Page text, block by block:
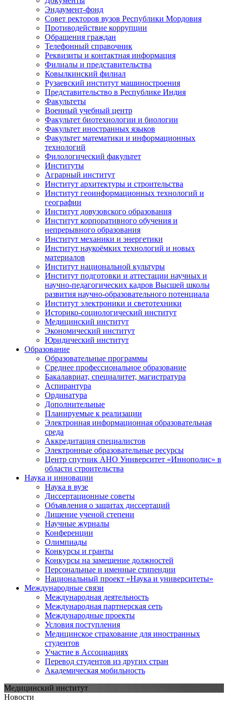
Эндаумент-фонд
Совет ректоров вузов Республики Мордовия
Противодействие коррупции
Обращения граждан
Телефонный справочник
Реквизиты и контактная информация
Филиалы и представительства
Ковылкинский филиал
Рузаевский институт машиностроения
Представительство в Республике Индия
Факультеты
Военный учебный центр
Факультет биотехнологии и биологии
Факультет иностранных языков
Факультет математики и информационных
технологий
Филологический факультет
Институты
Аграрный институт
Институт архитектуры и строительства
Институт геоинформационных технологий и
географии
Институт довузовского образования
Институт корпоративного обучения и
непрерывного образования
Институт механики и энергетики
Институт наукоёмких технологий и новых
материалов
Институт национальной культуры
Институт подготовки и аттестации научных и
научно-педагогических кадров Высшей школы
развития научно-образовательного потенциала
Институт электроники и светотехники
Историко-социологический институт
Медицинский институт
Экономический институт
Юридический институт
Образование
Образовательные программы
Среднее профессиональное образование
Бакалавриат, специалитет, магистратура
Аспирантура
Ординатура
Дополнительные
Планируемые к реализации
Электронная информационная образовательная
среда
Аккредитация специалистов
Электронные образовательные ресурсы
Центр спутник АНО Университет «Иннополис» в
области строительства
Наука и инновации
Наука в вузе
Диссертационные советы
Объявления о защитах диссертаций
Лишение ученой степени
Научные журналы
Конференции
Олимпиады
Конкурсы и гранты
Конкурсы на замещение должностей
Персональные и именные стипендии
Национальный проект «Наука и университеты»
Международные связи
Международная деятельность
Международная партнерская сеть
Международные проекты
Условия поступления
Медицинское страхование для иностранных
студентов
Участие в Ассоциациях
Перевод студентов из других стран
Академическая мобильность
Медицинский институт
Новости